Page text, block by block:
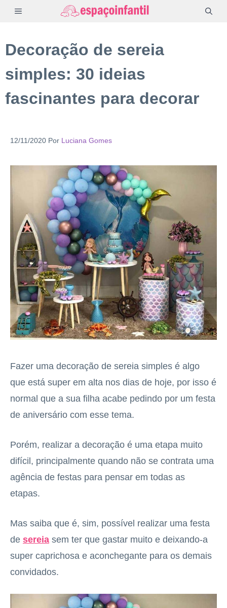
Pular
conteúdo
MENU
Decoração de sereia
simples: 30 ideias
fascinantes para decorar
12/11/2020 Por Luciana Gomes
Fazer uma decoração de sereia simples é algo
que está super em alta nos dias de hoje, por isso é
normal que a sua filha acabe pedindo por um festa
de aniversário com esse tema.
Porém, realizar a decoração é uma etapa muito
difícil, principalmente quando não se contrata uma
agência de festas para pensar em todas as
etapas.
Mas saiba que é, sim, possível realizar uma festa
de sereia sem ter que gastar muito e deixando-a
super caprichosa e aconchegante para os demais
convidados.